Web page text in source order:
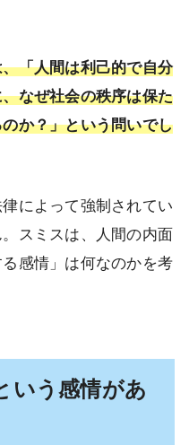
「人間は利己的で自分
なぜ社会の秩序は保た
か？」という問いでし
によって強制されてい
スミスは、人間の内面
感情」は何なのかを考
いう感情があ